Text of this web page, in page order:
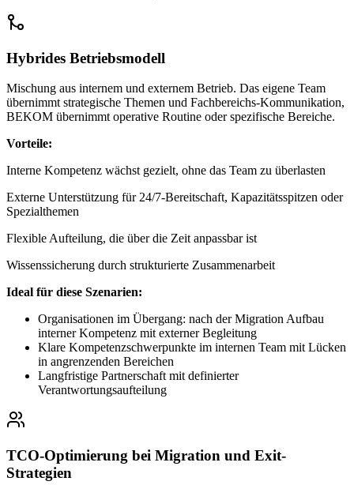
Hybrides Betriebsmodell
Mischung aus internem und externem Betrieb. Das eigene Team
übernimmt strategische Themen und Fachbereichs-Kommunikation,
BEKOM übernimmt operative Routine oder spezifische Bereiche.
Vorteile:
Interne Kompetenz wächst gezielt, ohne das Team zu überlasten
Externe Unterstützung für 24/7-Bereitschaft, Kapazitätsspitzen oder
Spezialthemen
Flexible Aufteilung, die über die Zeit anpassbar ist
Wissenssicherung durch strukturierte Zusammenarbeit
Ideal für diese Szenarien:
Organisationen im Übergang: nach der Migration Aufbau
interner Kompetenz mit externer Begleitung
Klare Kompetenzschwerpunkte im internen Team mit Lücken
in angrenzenden Bereichen
Langfristige Partnerschaft mit definierter
Verantwortungsaufteilung
TCO-Optimierung bei Migration und Exit-
Strategien